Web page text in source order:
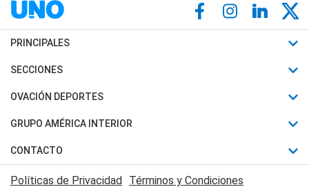
PRINCIPALES
Últimas Noticias
Política
Judiciales
Economia
SECCIONES
Horóscopo
Motores
Trucos caseros
Series y Películas
OVACIÓN DEPORTES
Fútbol
Mundial
Automovilismo
GRUPO AMÉRICA INTERIOR
Canal 7 en Vivo
CONTACTO
Acerca de Nosotros
Políticas de Privacidad Términos y Condiciones